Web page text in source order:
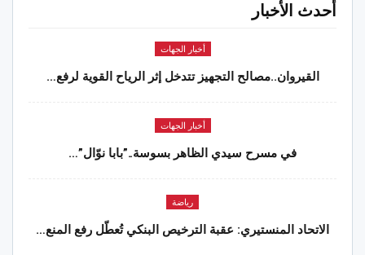
أحدث الأخبار
أخبار الجهات
القيروان..مصالح التجهيز تتدخل إثر الرياح القوية لرفع…
أخبار الجهات
في مسرح سيدي الظاهر بسوسة..”بابا نوّال”…
رياضة
الاتحاد المنستيري: عقبة الترخيص البنكي تُعطّل رفع المنع…